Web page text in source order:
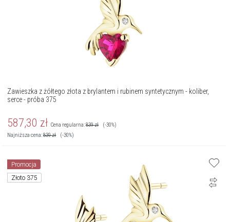
Zawieszka z żółtego złota z brylantem i rubinem syntetycznym - koliber,
serce - próba 375
587,30 zł Cena regularna:839zł
(-30%)
Najniższa cena:839zł (-30%)
Promocja
Złoto 375